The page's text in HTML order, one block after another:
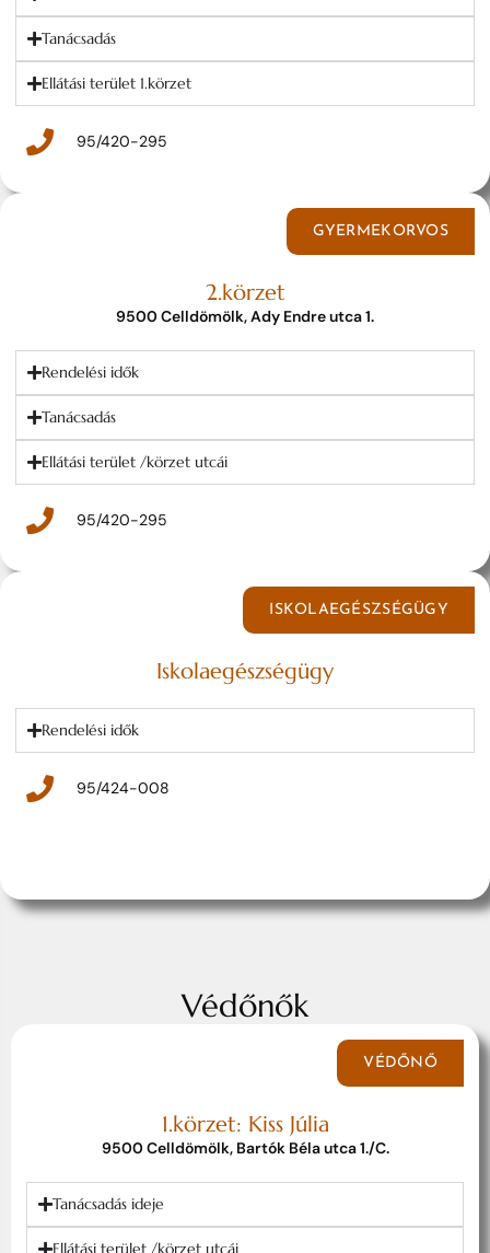
Tanácsadás
Ellátási terület 1.körzet
95/420-295
GYERMEKORVOS
2.körzet
9500 Celldömölk, Ady Endre utca 1.
Rendelési idők
Tanácsadás
Ellátási terület /körzet utcái
95/420-295
ISKOLAEGÉSZSÉGÜGY
Iskolaegészségügy
Rendelési idők
95/424-008
Védőnők
VÉDŐNŐ
1.körzet: Kiss Júlia
9500 Celldömölk, Bartók Béla utca 1./C.
Tanácsadás ideje
Ellátási terület /körzet utcái